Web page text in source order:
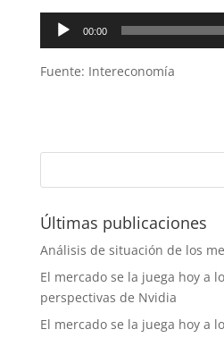
Reproductor
audio
00:00
Fuente: Intereconomía
Últimas publicaciones
Análisis de situación de los
El mercado se la juega hoy a
perspectivas de Nvidia
El mercado se la juega hoy a